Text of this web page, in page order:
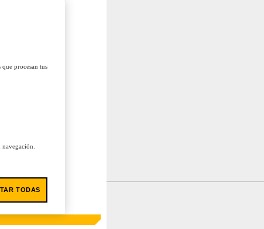
procesan tus
TODAS